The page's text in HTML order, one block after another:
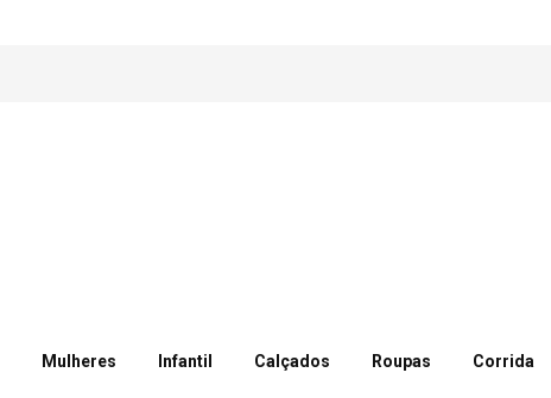
Mulheres Infantil Calçados Roupas Corrida